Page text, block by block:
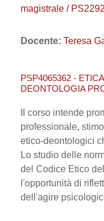
magistrale /
Docente: Teresa
PSP4065362 -
DEONTOLOGIA
Il corso intende
professionale,
etico-deontologici
Lo studio delle
del Codice Etico
l'opportunità di
dell'agire